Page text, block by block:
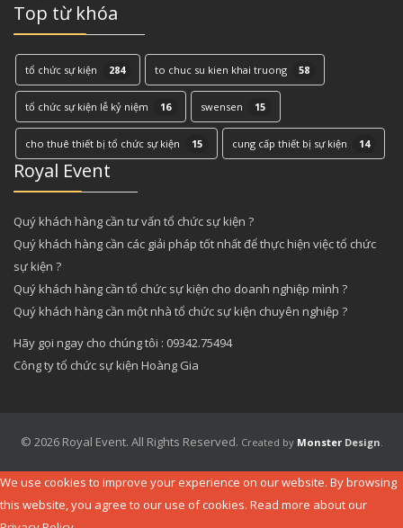
Top từ khóa
tổ chức sự kiện 284 to chuc su kien khai truong 58
tổ chức sự kiện lễ kỷ niệm 16 swensen 15
cho thuê thiết bị tổ chức sự kiện 15 cung cấp thiết bị sự kiện 14
Royal Event
Quý khách hàng cần tư vấn tổ chức sự kiện ?
Quý khách hàng cần các giải pháp tốt nhất để thực hiện việc tổ chức
sự kiện ?
Quý khách hàng cần tổ chức sự kiện cho doanh nghiệp mình ?
Quý khách hàng cần một nhà tổ chức sự kiện chuyên nghiệp ?
Hãy gọi ngay cho chúng tôi : 09342.75494
Công ty tổ chức sự kiện Hoàng Gia
© 2026 Royal Event. All Rights Reserved. Created by MonsterDesign.
We use cookies to improve your experience on our website. By browsing
this website, you agree to our use of cookies. Read more about our